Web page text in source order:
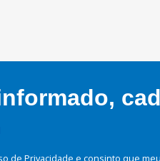
de Privacidade e consinto que